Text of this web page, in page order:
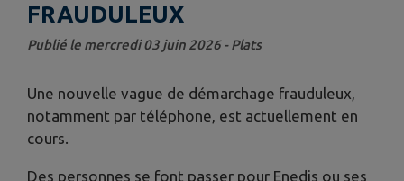
FRAUDULEUX
Publié le mercredi 03 juin 2026 - Plats
Une nouvelle vague de démarchage frauduleux,
notamment par téléphone, est actuellement en
cours.
Des personnes se font passer pour Enedis ou ses